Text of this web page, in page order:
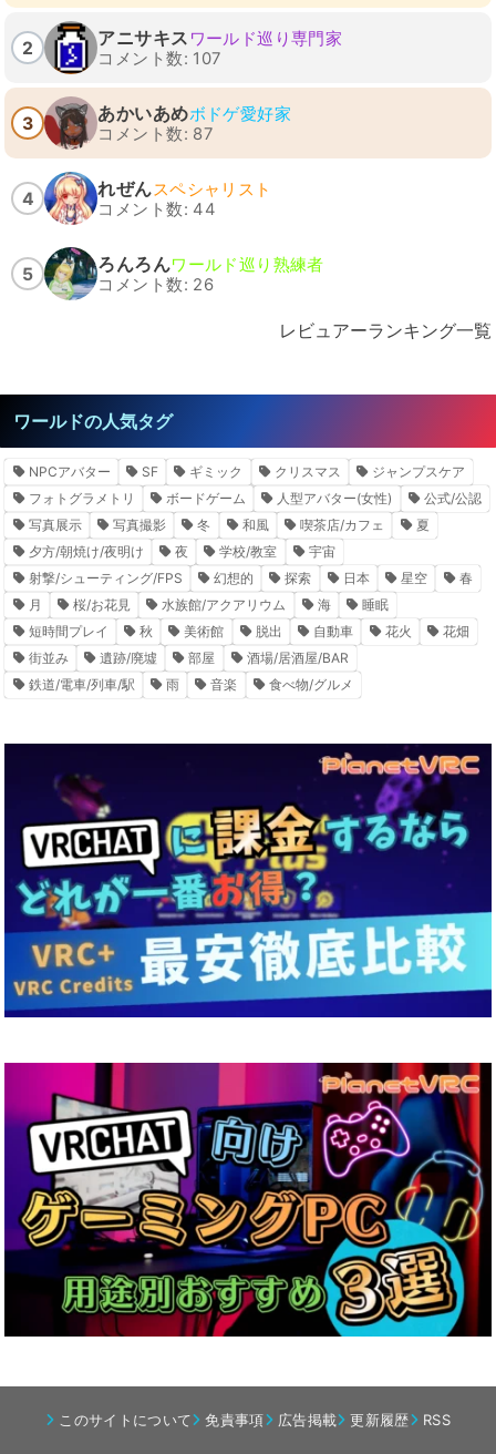
2 アニサキス ワールド巡り専門家
コメント数: 107
3 あかいあめボドゲ愛好家
コメント数: 87
4 れぜんスペシャリスト
コメント数: 44
5 ろんろんワールド巡り熟練者
コメント数: 26
レビュアーランキング一覧
ワールドの人気タグ
NPCアバター SF ギミック クリスマス
ジャンプスケア
フォトグラメトリ
ボードゲーム 人型アバター(女性)
公式/公認
写真展示
写真撮影 冬 和風 喫茶店/カフェ
夏
夕方/朝焼け/夜明け
夜 学校/教室
宇宙
射撃/シューティング/FPS
幻想的 探索 日本 星空
春
月
桜/お花見 水族館/アクアリウム 海
睡眠
短時間プレイ
秋 美術館 脱出 自動車 花火
花畑
街並み
遺跡/廃墟 部屋
酒場/居酒屋/BAR
鉄道/電車/列車/駅
雨 音楽 食べ物/グルメ
このサイトについて 免責事項 広告掲載 更新履歴 RSS